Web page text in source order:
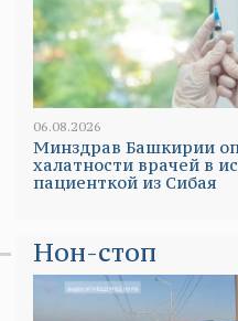
06.08.2026
Минздрав Башкирии
халатности врачей в
пациенткой из Сибая
Нон-стоп